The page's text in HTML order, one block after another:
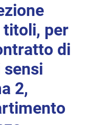
titoli, per
di
sensi
2,